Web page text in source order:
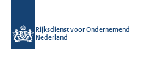
Rijksdienst voor Ondernemend
Nederland